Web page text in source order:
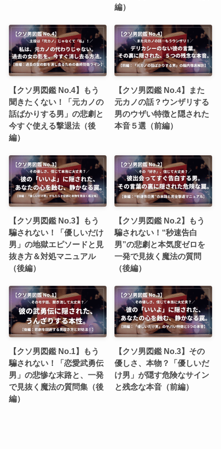
編）
【クソ男図鑑 No.4】もう
聞きたくない！「元カノの
話ばかりする男」の悲劇と
今すぐ使える撃退法（後
編）
【クソ男図鑑 No.4】また
元カノの話？ウンザリする
男のウザい特徴と隠された
本音５選（前編）
【クソ男図鑑 No.3】もう
騙されない！「優しいだけ
男」の地獄エピソードと見
抜き方＆対処マニュアル
（後編）
【クソ男図鑑 No.2】もう
騙されない！“秒速告白
男”の悲劇と本気度ゼロを
一発で見抜く魔法の質問
（後編）
【クソ男図鑑 No.1】もう
騙されない！「恋愛武勇伝
男」の悲惨な末路と、一発
で見抜く魔法の質問集（後
編）
【クソ男図鑑 No.3】その
優しさ、本物？「優しいだ
け男」が隠す危険なサイン
と残念な本音（前編）